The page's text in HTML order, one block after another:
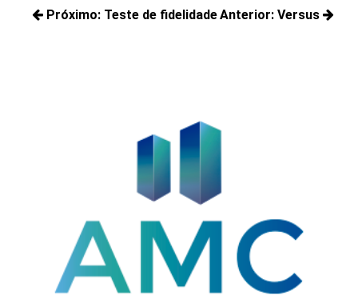
Navegação
Anterior: Versus
Próximo: Teste de fidelidade